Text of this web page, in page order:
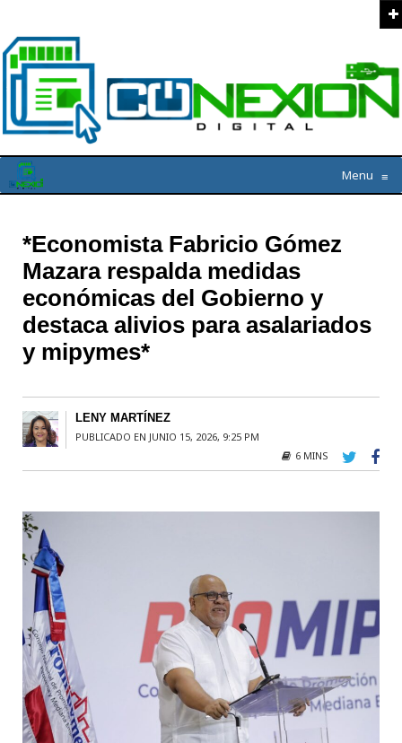
Menu ≡
*Economista Fabricio Gómez
Mazara respalda medidas
económicas del Gobierno y
destaca alivios para asalariados
y mipymes*
LENY MARTÍNEZ
PUBLICADO EN JUNIO 15, 2026, 9:25 PM
6 MINS